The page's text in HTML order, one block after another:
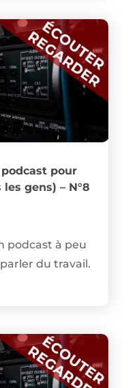
pour
gens) – N°8
podcast à peu
du travail.